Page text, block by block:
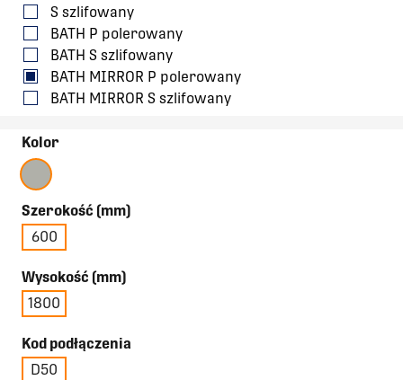
S szlifowany
BATH P polerowany
BATH S szlifowany
BATH MIRROR P polerowany
BATH MIRROR S szlifowany
Kolor
Szerokość (mm)
600
Wysokość (mm)
1800
Kod podłączenia
D50